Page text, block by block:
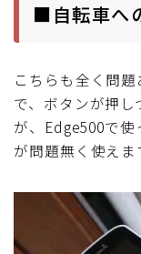
■自転車へ
こちらも全く問
で、ボタンが押
が、Edge500で
が問題無く使えま